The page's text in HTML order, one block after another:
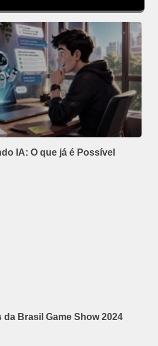
IA: O que já é Possível
da Brasil Game Show 2024